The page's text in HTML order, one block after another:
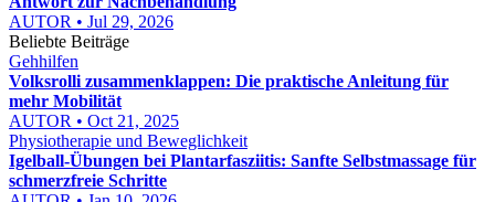
AUTOR • Jul 29, 2026
Beliebte Beiträge
Gehhilfen
Volksrolli zusammenklappen: Die praktische Anleitung für
mehr Mobilität
AUTOR • Oct 21, 2025
Physiotherapie und Beweglichkeit
Igelball-Übungen bei Plantarfasziitis: Sanfte Selbstmassage für
schmerzfreie Schritte